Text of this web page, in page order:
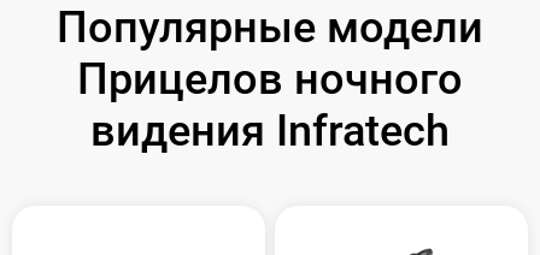
Популярные модели
Прицелов ночного
видения Infratech